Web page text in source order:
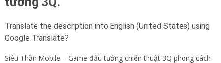
Translate the description into English (United States) using
Google Translate?
Siêu Thần Mobile – Game đấu tướng chiến thuật 3Q phong cách